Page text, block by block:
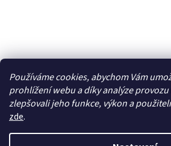
Používáme cookies, abychom Vám
prohlížení webu a díky analýze
zlepšovali jeho funkce, výkon a
zde.